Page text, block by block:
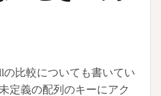
の比較についても書いてい
定義の配列のキーにアク